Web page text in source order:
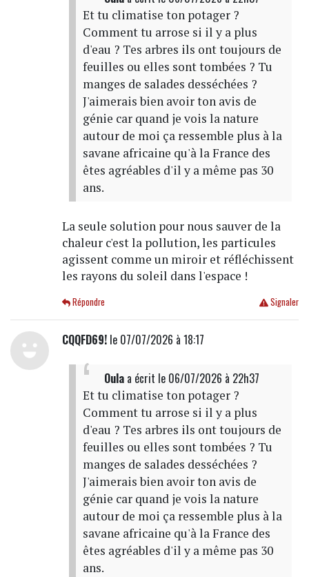
Et tu climatise ton potager ?
Comment tu arrose si il y a plus
d'eau ? Tes arbres ils ont toujours de
feuilles ou elles sont tombées ? Tu
manges de salades desséchées ?
J'aimerais bien avoir ton avis de
génie car quand je vois la nature
autour de moi ça ressemble plus à la
savane africaine qu'à la France des
êtes agréables d'il y a même pas 30
ans.
La seule solution pour nous sauver de la
chaleur c'est la pollution, les particules
agissent comme un miroir et réfléchissent
les rayons du soleil dans l'espace !
Signaler
Répondre
CQQFD69!le 07/07/2026 à 18:17
Oulaa écrit le 06/07/2026 à 22h37
Et tu climatise ton potager ?
Comment tu arrose si il y a plus
d'eau ? Tes arbres ils ont toujours de
feuilles ou elles sont tombées ? Tu
manges de salades desséchées ?
J'aimerais bien avoir ton avis de
génie car quand je vois la nature
autour de moi ça ressemble plus à la
savane africaine qu'à la France des
êtes agréables d'il y a même pas 30
ans.